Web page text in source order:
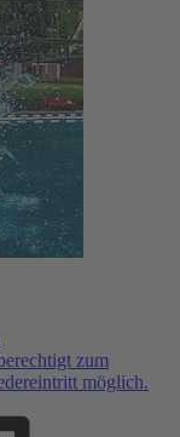
zum
möglich.